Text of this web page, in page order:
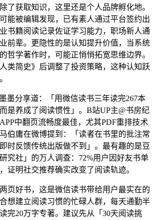
了获取知识，这里还是个人品牌孵化地。
能被编辑发现，已有素人通过平台签约出
书籍阅读记录佐证学习能力，职场新人通
前辈。更隐性的是认知提升价值，当系统
哲学著作时，可能正悄悄拓宽思维边界。
类简史》后调整了投资策略，这种认知跃
墨分享道：「用微信读书三年读完267本
是养成了阅读惯性」。B站UP主@书房纪
中翻页流畅度最佳，尤其PDF重排技术
伯庸在微博提到：「读者在书里的批注常
时反馈传统出版做不到」。最有趣的是豆
究社」的万人调查：72%用户因好友书单
证明社交推荐确实改变了阅读轨迹。
页好书，这是微信读书带给用户最实在的
想建立阅读习惯的忙碌人群，每天通勤半
完20万字专著。建议先从「30天阅读挑